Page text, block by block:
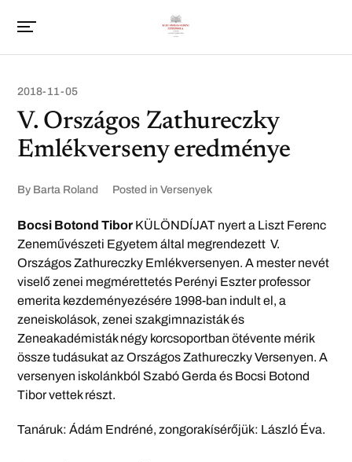
2018-11-05
V. Országos Zathureczky
Emlékverseny eredménye
By Barta Roland Posted in Versenyek
Bocsi Botond Tibor KÜLÖNDÍJAT nyert a Liszt Ferenc
Zeneművészeti Egyetem által megrendezett V.
Országos Zathureczky Emlékversenyen. A mester nevét
viselő zenei megmérettetés Perényi Eszter professor
emerita kezdeményezésére 1998-ban indult el, a
zeneiskolások, zenei szakgimnazisták és
Zeneakadémisták négy korcsoportban ötévente mérik
össze tudásukat az Országos Zathureczky Versenyen. A
versenyen iskolánkból Szabó Gerda és Bocsi Botond
Tibor vettek részt.
Tanáruk: Ádám Endréné, zongorakísérőjük: László Éva.